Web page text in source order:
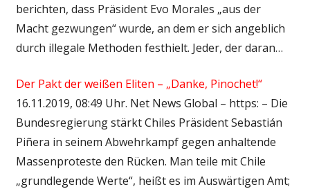
berichten, dass Präsident Evo Morales „aus der
Macht gezwungen“ wurde, an dem er sich angeblich
durch illegale Methoden festhielt. Jeder, der daran…
Der Pakt der weißen Eliten – „Danke, Pinochet!“
16.11.2019, 08:49 Uhr. Net News Global – https: – Die
Bundesregierung stärkt Chiles Präsident Sebastián
Piñera in seinem Abwehrkampf gegen anhaltende
Massenproteste den Rücken. Man teile mit Chile
„grundlegende Werte“, heißt es im Auswärtigen Amt;